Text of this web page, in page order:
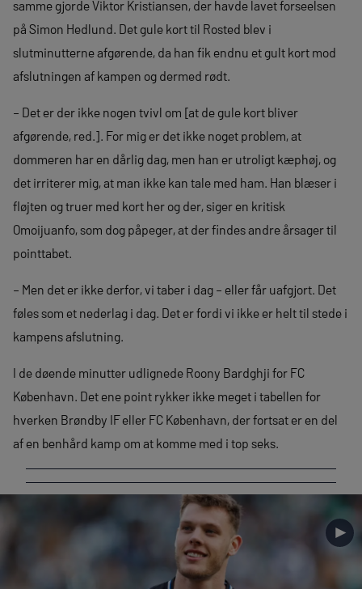
samme gjorde Viktor Kristiansen, der havde lavet forseelsen
på Simon Hedlund. Det gule kort til Rosted blev i
slutminutterne afgørende, da han fik endnu et gult kort mod
afslutningen af kampen og dermed rødt.
– Det er der ikke nogen tvivl om [at de gule kort bliver
afgørende, red.]. For mig er det ikke noget problem, at
dommeren har en dårlig dag, men han er utroligt kæphøj, og
det irriterer mig, at man ikke kan tale med ham. Han blæser i
fløjten og truer med kort her og der, siger en kritisk
Omoijuanfo, som dog påpeger, at der findes andre årsager til
pointtabet.
– Men det er ikke derfor, vi taber i dag – eller får uafgjort. Det
føles som et nederlag i dag. Det er fordi vi ikke er helt til stede i
kampens afslutning.
I de døende minutter udlignede Roony Bardghji for FC
København. Det ene point rykker ikke meget i tabellen for
hverken Brøndby IF eller FC København, der fortsat er en del
af en benhård kamp om at komme med i top seks.
►